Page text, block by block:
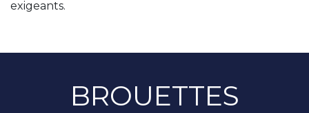
exigeants.
BROUETTES